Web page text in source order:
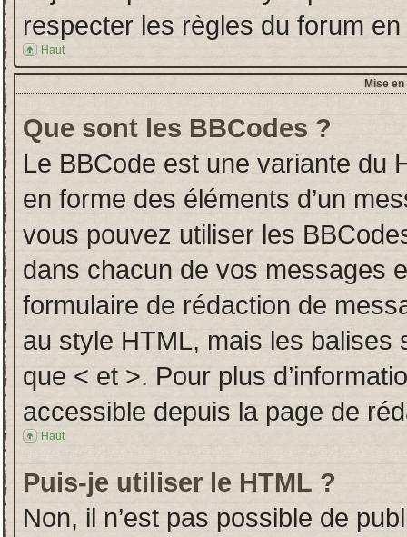
respecter les règles du forum
Haut
Mise
Que sont les BBCodes ?
Le BBCode est une variante du
en forme des éléments d’un
vous pouvez utiliser les
dans chacun de vos messages
formulaire de rédaction de
au style HTML, mais les
que < et >. Pour plus
accessible depuis la page de
Haut
Puis-je utiliser le HTML ?
Non, il n’est pas possible de